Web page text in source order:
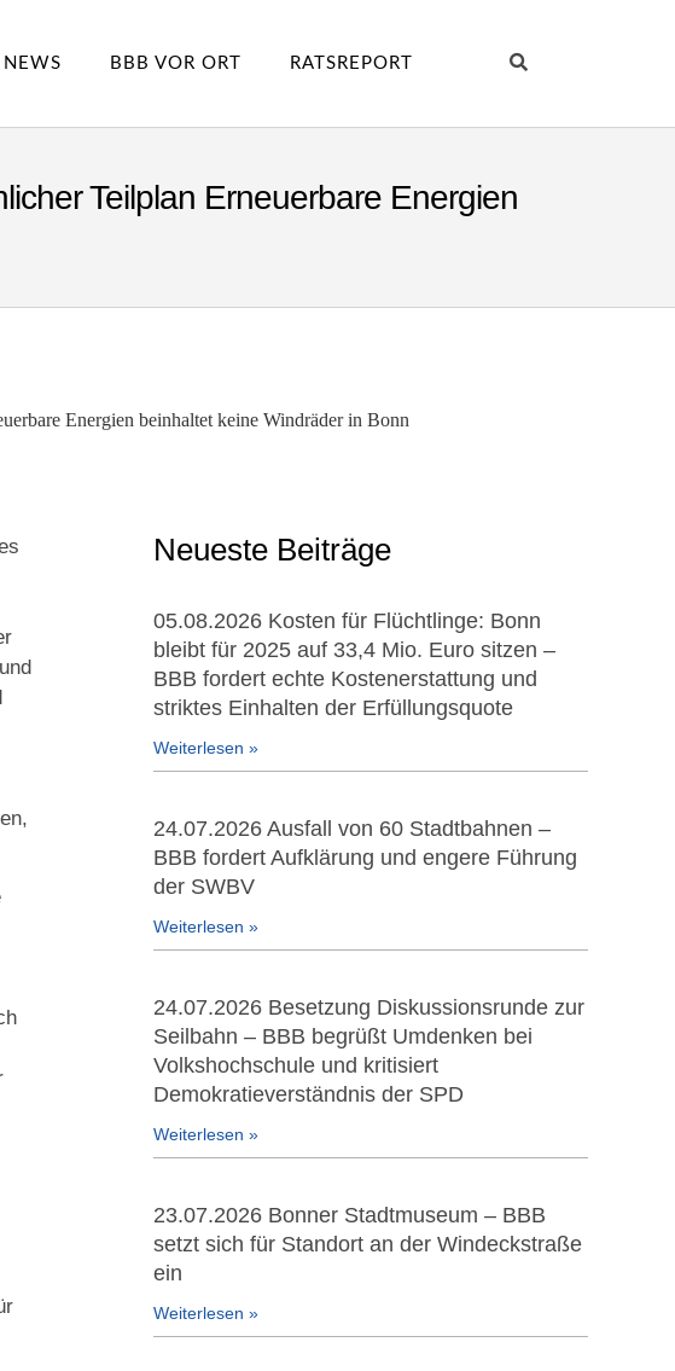
BBB VOR ORT RATSREPORT
Teilplan Erneuerbare Energien
Energien beinhaltet keine Windräder in Bonn
Neueste Beiträge
05.08.2026 Kosten für Flüchtlinge: Bonn
bleibt für 2025 auf 33,4 Mio. Euro sitzen –
BBB fordert echte Kostenerstattung und
striktes Einhalten der Erfüllungsquote
Weiterlesen »
24.07.2026 Ausfall von 60 Stadtbahnen –
BBB fordert Aufklärung und engere Führung
der SWBV
Weiterlesen »
24.07.2026 Besetzung Diskussionsrunde zur
Seilbahn – BBB begrüßt Umdenken bei
Volkshochschule und kritisiert
Demokratieverständnis der SPD
Weiterlesen »
23.07.2026 Bonner Stadtmuseum – BBB
setzt sich für Standort an der Windeckstraße
ein
Weiterlesen »